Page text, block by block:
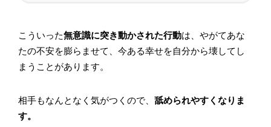
こういった無意識に突き動かされた行動は、やがてあな
たの不安を膨らませて、今ある幸せを自分から壊してし
まうことがあります。
相手もなんとなく気がつくので、 舐められやすくなりま
す。